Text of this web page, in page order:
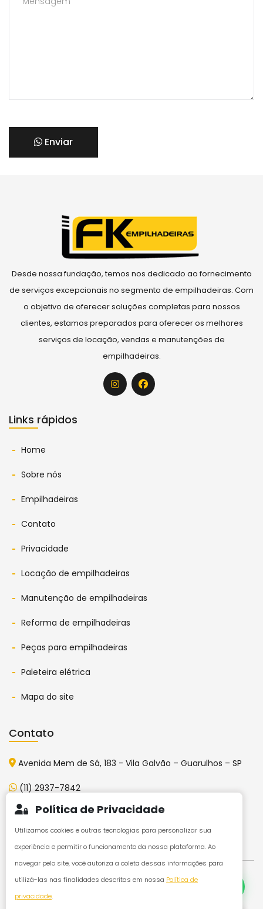
Enviar
Desde nossa fundação, temos nos dedicado ao fornecimento
de serviços excepcionais no segmento de empilhadeiras. Com
o objetivo de oferecer soluções completas para nossos
clientes, estamos preparados para oferecer os melhores
serviços de locação, vendas e manutenções de
empilhadeiras.
Links rápidos
Home
Sobre nós
Empilhadeiras
Contato
Privacidade
Locação de empilhadeiras
Manutenção de empilhadeiras
Reforma de empilhadeiras
Peças para empilhadeiras
Paleteira elétrica
Mapa do site
Contato
Avenida Mem de Sá, 183 - Vila Galvão – Guarulhos – SP
(11) 2937-7842
vendas@fkempilhadeiras.com.br
2026 Todos os Direitos Reservados
Política de Privacidade
Utilizamos cookies e outras tecnologias para personalizar sua
experiência e permitir o funcionamento da nossa plataforma. Ao
navegar pelo site, você autoriza a coleta dessas informações para
utilizá-las nas finalidades descritas em nossa Política de
privacidade.
Olá! Vamos iniciar uma
conversa pelo WhatsApp?